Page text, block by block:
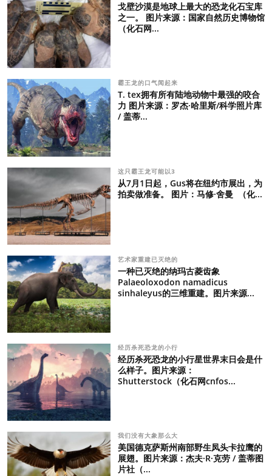
戈壁沙漠是地球上最大的恐龙化石宝库
之一。 图片来源：国家自然历史博物馆
（化石网...
霸王龙的口气闻起来
T. tex拥有所有陆地动物中最强的咬合
力 图片来源：罗杰·哈里斯/科学照片库
/ 盖蒂...
这只霸王龙可能以3
从7月1日起，Gus将在纽约市展出，为
拍卖做准备。 图片：马修·舍曼 （化...
艺术家重建已灭绝的
一种已灭绝的纳玛古菱齿象
Palaeoloxodon namadicus
sinhaleyus的三维重建。图片来源...
经历杀死恐龙的小行
经历杀死恐龙的小行星世界末日会是什
么样子。图片来源：
Shutterstock（化石网cnfos...
我们没有大象那么大
美国德克萨斯州南部野生凤头卡拉鹰的
展翅。图片来源：杰夫·R·克劳 / 盖蒂图
片社（...